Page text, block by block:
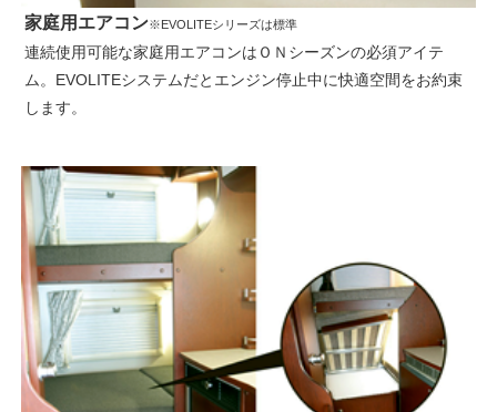
家庭用エアコン※EVOLITEシリーズは標準
連続使用可能な家庭用エアコンはＯＮシーズンの必須アイテ
ム。EVOLITEシステムだとエンジン停止中に快適空間をお約束
します。